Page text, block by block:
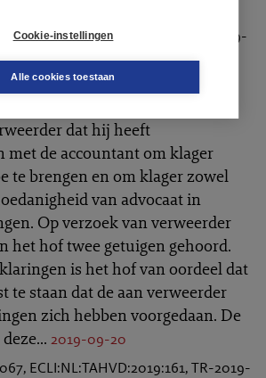
Cookie-instellingen
Alle cookies toestaan
ECLI:NL:TAHVD:2019:163, TR-2019-
dat hij heeft
met de accountant om klager
te brengen en om klager zowel
van advocaat in
Op verzoek van verweerder
het hof twee getuigen gehoord.
is het hof van oordeel dat
te staan dat de aan verweerder
zich hebben voorgedaan. De
2019-09-20
ECLI:NL:TAHVD:2019:161, TR-2019-